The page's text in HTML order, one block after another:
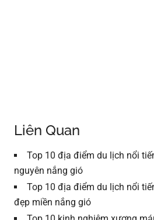
Liên Quan
Top 10 địa điểm du lịch nổi
nguyên nắng gió
Top 10 địa điểm du lịch nổi
đẹp miền nắng gió